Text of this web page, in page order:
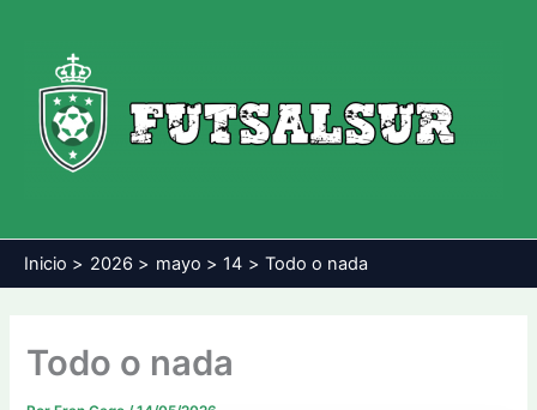
contenido
Inicio 2026 mayo 14 Todo o nada
Todo o nada